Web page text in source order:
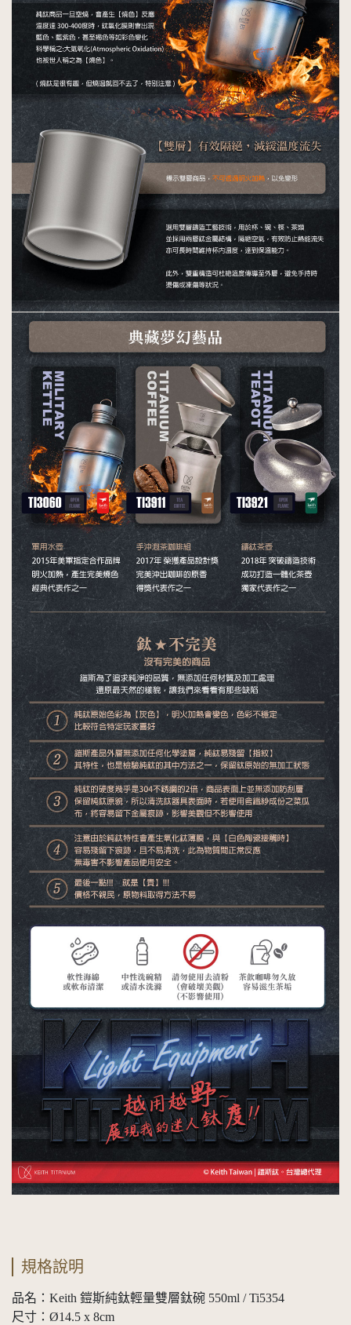
規格說明
品名：Keith 鎧斯純鈦輕量雙層鈦碗 550ml / Ti5354
尺寸：Ø14.5 x 8cm